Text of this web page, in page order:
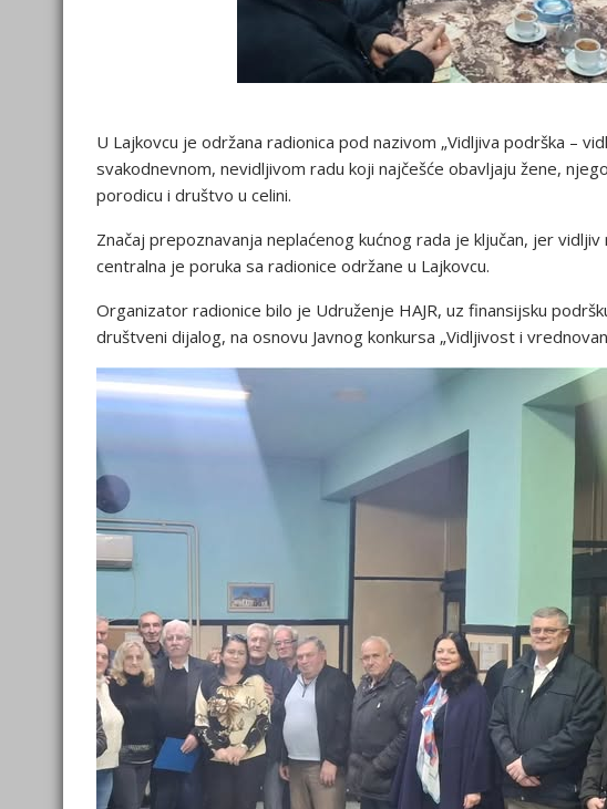
U Lajkovcu je održana radionica pod nazivom „Vidljiva podrška –
svakodnevnom, nevidljivom radu koji najčešće obavljaju žene,
porodicu i društvo u celini.
Značaj prepoznavanja neplaćenog kućnog rada je ključan, jer
centralna je poruka sa radionice održane u Lajkovcu.
Organizator radionice bilo je Udruženje HAJR, uz finansijsku
društveni dijalog, na osnovu Javnog konkursa „Vidljivost i